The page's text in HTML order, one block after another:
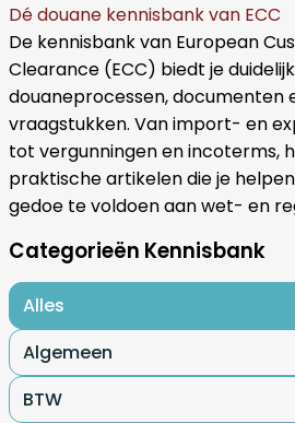
Dé douane kennisbank van ECC
De kennisbank van European
Clearance (ECC) biedt je
douaneprocessen, documenten
vraagstukken. Van import- en
tot vergunningen en incoterms,
praktische artikelen die je
gedoe te voldoen aan wet- en
Categorieën Kennisbank
Alles
Algemeen
BTW